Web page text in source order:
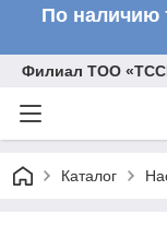
По наличию
Филиал ТОО
Каталог